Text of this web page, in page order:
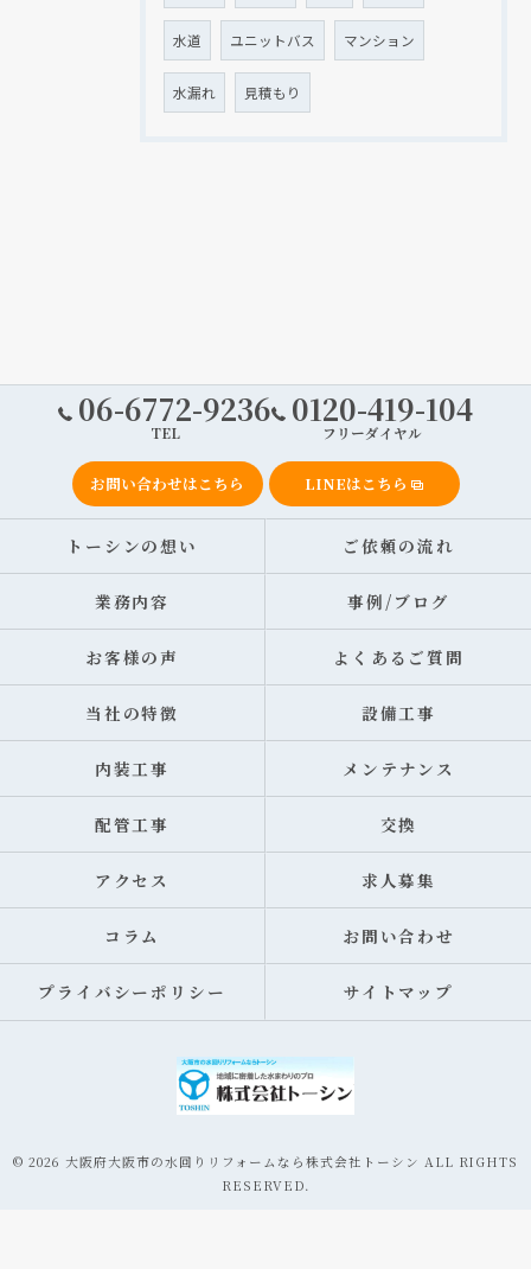
水道 ユニットバス マンション
水漏れ 見積もり
06-6772-9236
TEL
0120-419-104
フリーダイヤル
お問い合わせはこちら LINEはこちら
トーシンの想い ご依頼の流れ
業務内容 事例/ブログ
お客様の声 よくあるご質問
当社の特徴 設備工事
内装工事 メンテナンス
配管工事 交換
アクセス 求人募集
コラム お問い合わせ
プライバシーポリシー サイトマップ
© 2026 大阪府大阪市の水回りリフォームなら株式会社トーシン ALL RIGHTS
RESERVED.